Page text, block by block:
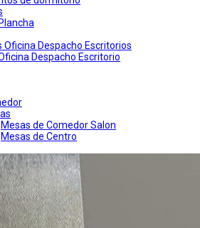
Oficina Despacho Escritorios
Despacho Escritorio
Mesas de Comedor Salon
Mesas de Centro